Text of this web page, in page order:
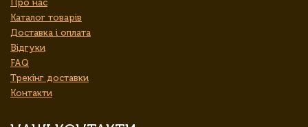
Про нас
Каталог товарів
Доставка і оплата
Відгуки
FAQ
Трекінг доставки
Контакти